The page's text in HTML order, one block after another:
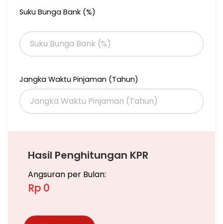
Suku Bunga Bank (%)
Jangka Waktu Pinjaman (Tahun)
Hasil Penghitungan KPR
Angsuran per Bulan:
Rp 0